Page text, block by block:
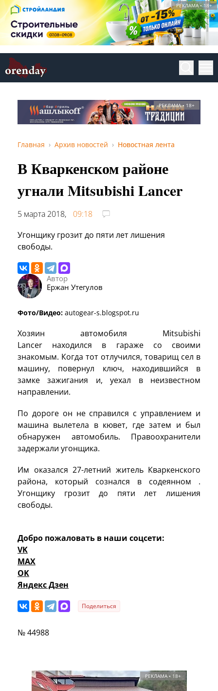
РЕКЛАМА • 18+
РЕКЛАМА • 18+
Главная Архив новостей Новостная лента
В Кваркенском районе
угнали Mitsubishi Lancer
5 марта 2018,
09:18
Угонщику грозит до пяти лет лишения
свободы.
Автор
Ержан Утегулов
Фото/Видео: autogear-s.blogspot.ru
Хозяин автомобиля Mitsubishi
Lancer находился в гараже со своими
знакомым. Когда тот отлучился, товарищ сел в
машину, повернул ключ, находившийся в
замке зажигания и, уехал в неизвестном
направлении.
По дороге он не справился с управлением и
машина вылетела в кювет, где затем и был
обнаружен автомобиль. Правоохранители
задержали угонщика.
Им оказался 27-летний житель Кваркенского
района, который сознался в содеянном .
Угонщику грозит до пяти лет лишения
свободы.
Добро пожаловать в наши соцсети:
VK
MAX
OK
Яндекс Дзен
Поделиться
№ 44988
РЕКЛАМА • 18+